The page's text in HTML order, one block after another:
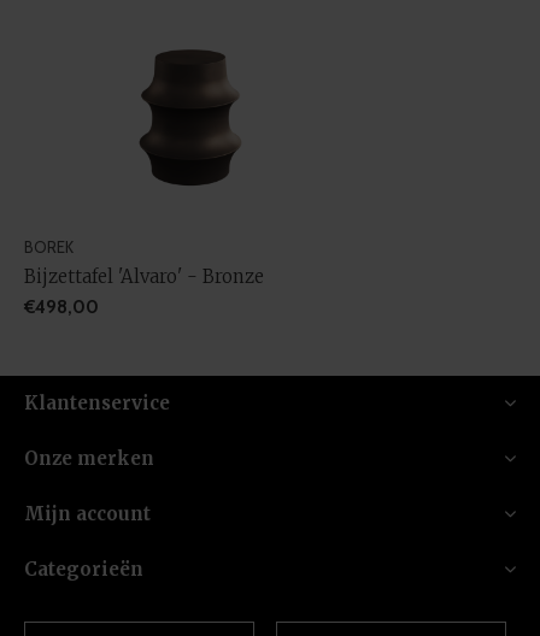
BOREK
Bijzettafel 'Alvaro' - Bronze
€498,00
Klantenservice
Onze merken
Mijn account
Categorieën